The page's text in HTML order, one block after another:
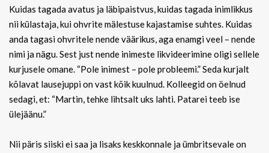
Kuidas tagada avatus ja läbipaistvus, kuidas tagada inimlikkus
nii külastaja, kui ohvrite mälestuse kajastamise suhtes. Kuidas
anda tagasi ohvritele nende väärikus, aga enamgi veel – nende
nimi ja nägu. Sest just nende inimeste likvideerimine oligi sellele
kurjusele omane. “Pole inimest – pole probleemi.” Seda kurjalt
kõlavat lausejuppi on vast kõik kuulnud. Kolleegid on öelnud
sedagi, et: “Martin, tehke lihtsalt uks lahti. Patarei teeb ise
ülejäänu.”
Nii päris siiski ei saa ja lisaks keskkonnale ja ümbritsevale on